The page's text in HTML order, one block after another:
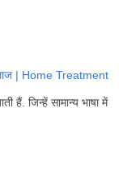
| Home Treatment
हैं. जिन्हें सामान्य भाषा में